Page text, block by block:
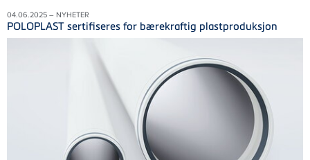
04.06.2025 – NYHETER
POLOPLAST sertifiseres for bærekraftig plastproduksjon